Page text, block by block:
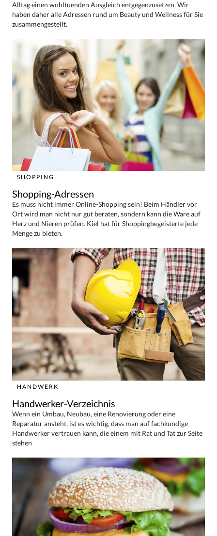
Alltag einen wohltuenden Ausgleich entgegenzusetzen. Wir
haben daher alle Adressen rund um Beauty und Wellness für Sie
zusammengestellt.
SHOPPING
Shopping-Adressen
Es muss nicht immer Online-Shopping sein! Beim Händler vor
Ort wird man nicht nur gut beraten, sondern kann die Ware auf
Herz und Nieren prüfen. Kiel hat für Shoppingbegeisterte jede
Menge zu bieten.
HANDWERK
Handwerker-Verzeichnis
Wenn ein Umbau, Neubau, eine Renovierung oder eine
Reparatur ansteht, ist es wichtig, dass man auf fachkundige
Handwerker vertrauen kann, die einem mit Rat und Tat zur Seite
stehen